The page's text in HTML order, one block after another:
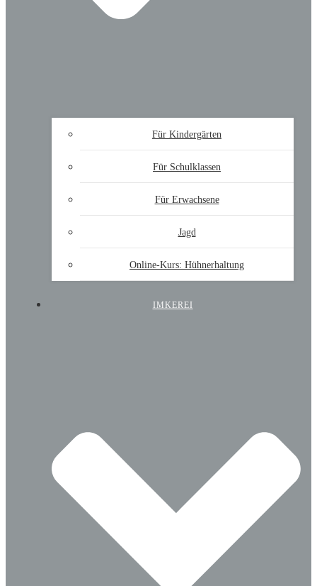
Für Kindergärten
Für Schulklassen
Für Erwachsene
Jagd
Online-Kurs: Hühnerhaltung
IMKEREI